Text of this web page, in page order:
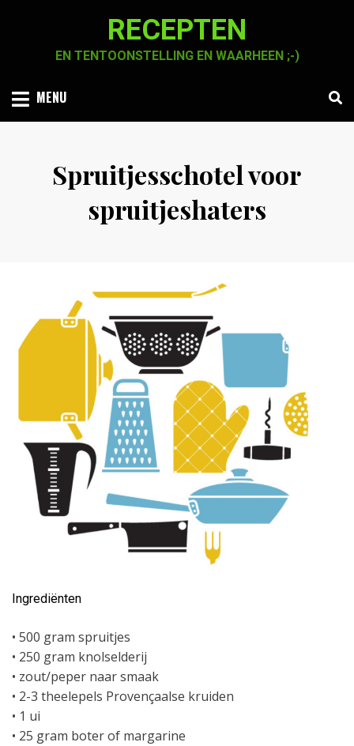
RECEPTEN
EN TENTOONSTELLING EN WAARHEEN ;-)
MENU
Spruitjesschotel voor
spruitjeshaters
Ingrediënten
• 500 gram spruitjes
• 250 gram knolselderij
• zout/peper naar smaak
• 2-3 theelepels Provençaalse kruiden
• 1 ui
• 25 gram boter of margarine